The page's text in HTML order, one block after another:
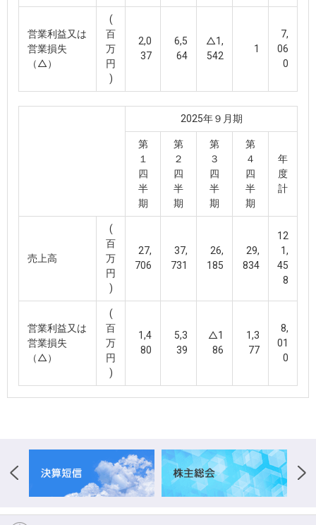
営業利益又は
営業損失
（△）
(
百
万
円
)
2,0
37
6,5
64
△1,
542
1
7,
06
0
2025年９月期
第
１
四
半
期
第
２
四
半
期
第
３
四
半
期
第
４
四
半
期
年
度
計
売上高
(
百
万
円
)
27,
706
37,
731
26,
185
29,
834
12
1,
45
8
営業利益又は
営業損失
（△）
(
百
万
円
)
1,4
80
5,3
39
△1
86
1,3
77
8,
01
0